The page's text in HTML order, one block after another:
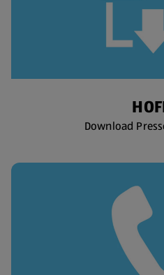
Download